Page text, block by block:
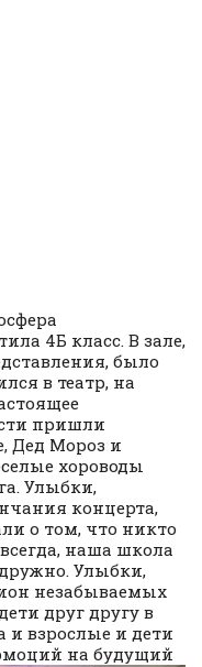
4Б класс. В зале,
было
в театр, на
пришли
Дед Мороз и
хороводы
Улыбки,
концерта,
о том, что никто
наша школа
Улыбки,
незабываемых
друг другу в
и взрослые и дети
на будущий